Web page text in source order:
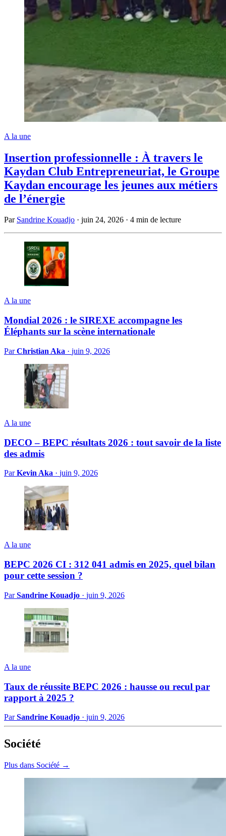
A la une
Insertion professionnelle : À travers le
Kaydan Club Entrepreneuriat, le Groupe
Kaydan encourage les jeunes aux métiers
de l’énergie
Par Sandrine Kouadjo · juin 24, 2026 · 4 min de lecture
A la une
Mondial 2026 : le SIREXE accompagne les
Éléphants sur la scène internationale
ParChristian Aka · juin 9, 2026
A la une
DECO – BEPC résultats 2026 : tout savoir de la liste
des admis
ParKevin Aka · juin 9, 2026
A la une
BEPC 2026 CI : 312 041 admis en 2025, quel bilan
pour cette session ?
ParSandrine Kouadjo · juin 9, 2026
A la une
Taux de réussite BEPC 2026 : hausse ou recul par
rapport à 2025 ?
ParSandrine Kouadjo · juin 9, 2026
Société
Plus dans Société →